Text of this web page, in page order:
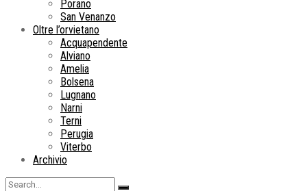
Porano
San Venanzo
Oltre l’orvietano
Acquapendente
Alviano
Amelia
Bolsena
Lugnano
Narni
Terni
Perugia
Viterbo
Archivio